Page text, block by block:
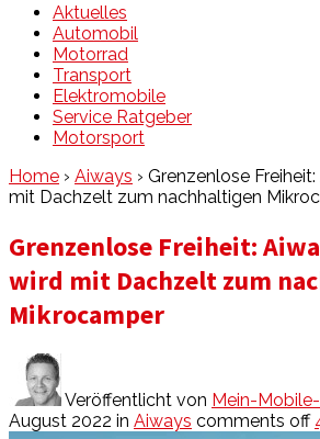
Aktuelles
Automobil
Motorrad
Transport
Elektromobile
Service Ratgeber
Motorsport
Home › Aiways › Grenzenlose
mit Dachzelt zum nachhaltigen
Grenzenlose Freiheit:
wird mit Dachzelt zum
Mikrocamper
Veröffentlicht von Mein-
August 2022 in Aiways comments off